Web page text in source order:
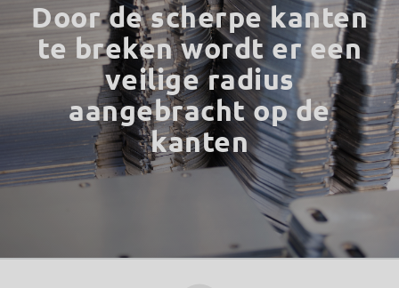
Door de scherpe kanten
te breken wordt er een
veilige radius
aangebracht op de
kanten